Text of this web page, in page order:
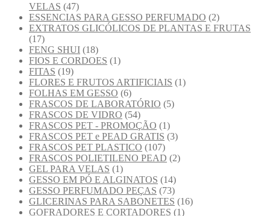
VELAS (47)
ESSENCIAS PARA GESSO PERFUMADO (2)
EXTRATOS GLICÓLICOS DE PLANTAS E FRUTAS
(17)
FENG SHUI (18)
FIOS E CORDOES (1)
FITAS (19)
FLORES E FRUTOS ARTIFICIAIS (1)
FOLHAS EM GESSO (6)
FRASCOS DE LABORATÓRIO (5)
FRASCOS DE VIDRO (54)
FRASCOS PET - PROMOÇÃO (1)
FRASCOS PET e PEAD GRATIS (3)
FRASCOS PET PLASTICO (107)
FRASCOS POLIETILENO PEAD (2)
GEL PARA VELAS (1)
GESSO EM PÓ E ALGINATOS (14)
GESSO PERFUMADO PEÇAS (73)
GLICERINAS PARA SABONETES (16)
GOFRADORES E CORTADORES (1)